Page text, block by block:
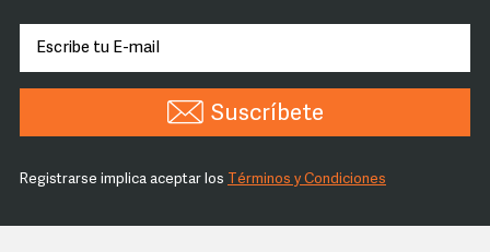
Suscríbete
Registrarse implica aceptar los Términos y Condiciones